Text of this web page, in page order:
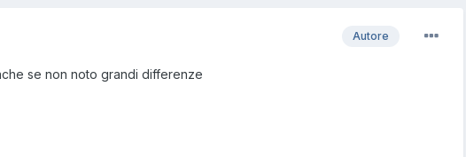
Autore
se non noto grandi differenze